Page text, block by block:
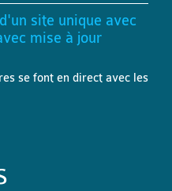
site unique avec
mise à jour
se font en direct avec les